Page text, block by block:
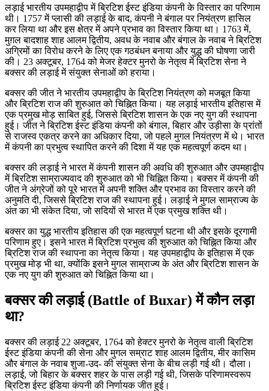
लड़ाई भारतीय उपमहाद्वीप में ब्रिटिश ईस्ट इंडिया कंपनी के विस्तार का परिणाम
थी। 1757 में प्लासी की लड़ाई के बाद, कंपनी ने बंगाल पर नियंत्रण हासिल
कर लिया था और इस क्षेत्र में अपने प्रभाव का विस्तार किया था। 1763 में,
मुग़ल बादशाह शाह आलम द्वितीय, अवध के नवाब और बंगाल के नवाब ने ब्रिटिश
अग्रिमों का विरोध करने के लिए एक गठबंधन बनाया और युद्ध की घोषणा जारी
की। 23 अक्टूबर, 1764 को मेजर हेक्टर मुनरो के नेतृत्व में ब्रिटिश सेना ने
बक्सर की लड़ाई में संयुक्त सेनाओं को हराया।
बक्सर की जीत ने भारतीय उपमहाद्वीप के ब्रिटिश नियंत्रण को मजबूत किया
और ब्रिटिश राज की शुरुआत को चिह्नित किया। यह लड़ाई भारतीय इतिहास में
एक प्रमुख मोड़ साबित हुई, जिससे ब्रिटिश शासन के एक नए युग की स्थापना
हुई। जीत ने ब्रिटिश ईस्ट इंडिया कंपनी को बंगाल, बिहार और उड़ीसा के प्रांतों
से राजस्व एकत्र करने का अधिकार दिया, जो पहले मुगल नियंत्रण में थे। भारत
में कंपनी का प्रभुत्व स्थापित करने की दिशा में यह एक महत्वपूर्ण कदम था।
बक्सर की लड़ाई ने भारत में कंपनी शासन की अवधि की शुरुआत और उपमहाद्वीप
में ब्रिटिश साम्राज्यवाद की शुरुआत को भी चिह्नित किया। बक्सर में कंपनी की
जीत ने अंग्रेजों को पूरे भारत में अपनी शक्ति और प्रभाव का विस्तार करने की
अनुमति दी, जिससे ब्रिटिश राज की स्थापना हुई। लड़ाई ने मुगल साम्राज्य के
अंत का भी संकेत दिया, जो सदियों से भारत में एक प्रमुख शक्ति थी।
बक्सर का युद्ध भारतीय इतिहास की एक महत्वपूर्ण घटना थी और इसके दूरगामी
परिणाम हुए। इसने भारत में ब्रिटिश प्रभुत्व की शुरुआत को चिह्नित किया और
ब्रिटिश राज की स्थापना का नेतृत्व किया। यह उपमहाद्वीप के इतिहास में एक
प्रमुख मोड़ भी था, क्योंकि इसने मुगल साम्राज्य के अंत और ब्रिटिश शासन के
एक नए युग की शुरुआत को चिह्नित किया था।
बक्सर की लड़ाई (Battle of Buxar) में कौन लड़ा
था?
बक्सर की लड़ाई 22 अक्टूबर, 1764 को हेक्टर मुनरो के नेतृत्व वाली ब्रिटिश
ईस्ट इंडिया कंपनी की सेना और मुगल सम्राट शाह आलम द्वितीय, मीर कासिम
और बंगाल के नवाब शुजा-उद- की संयुक्त सेना के बीच लड़ी गई थी। दौला।
लड़ाई, जो बिहार के बक्सर शहर के पास लड़ी गई थी, जिसके परिणामस्वरूप
ब्रिटिश ईस्ट इंडिया कंपनी की निर्णायक जीत हुई।